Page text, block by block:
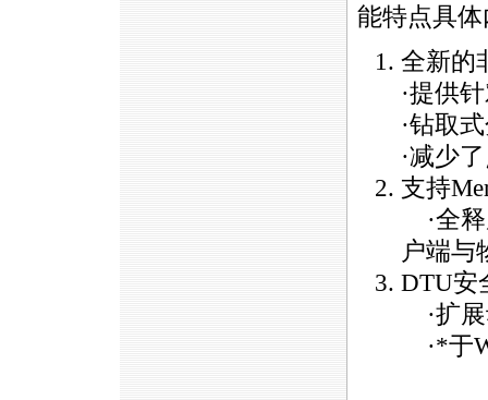
能特点具
全新的
·提供
·钻取
·减少
支持
·全释
户端与
DTU安
·扩展
·*于